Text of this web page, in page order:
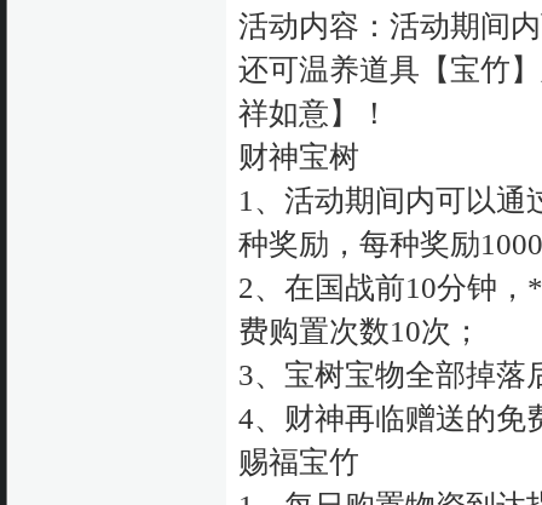
活动内容：活动期间
还可温养道具【宝竹
祥如意】！
财神宝树
1、活动期间内可以通
种奖励，每种奖励
2、在国战前10分钟
费购置次数10次；
3、宝树宝物全部掉落
4、财神再临赠送的免
赐福宝竹